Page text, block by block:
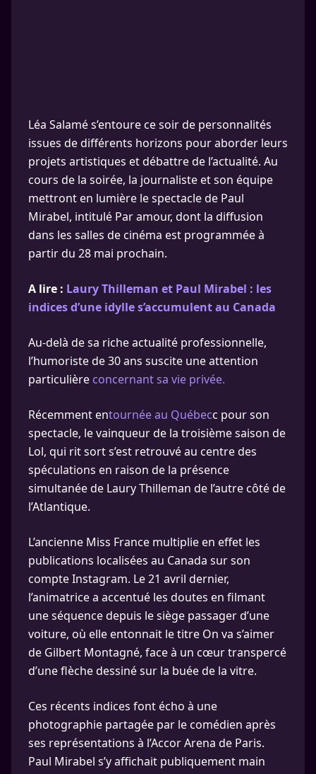
Léa Salamé s’entoure ce soir de personnalités
issues de différents horizons pour aborder leurs
projets artistiques et débattre de l’actualité. Au
cours de la soirée, la journaliste et son équipe
mettront en lumière le spectacle de Paul
Mirabel, intitulé Par amour, dont la diffusion
dans les salles de cinéma est programmée à
partir du 28 mai prochain.
A lire : Laury Thilleman et Paul Mirabel : les
indices d’une idylle s’accumulent au Canada
Au-delà de sa riche actualité professionnelle,
l’humoriste de 30 ans suscite une attention
particulière concernant sa vie privée.
Récemment entournée au Québecc pour son
spectacle, le vainqueur de la troisième saison de
Lol, qui rit sort s’est retrouvé au centre des
spéculations en raison de la présence
simultanée de Laury Thilleman de l’autre côté de
l’Atlantique.
L’ancienne Miss France multiplie en effet les
publications localisées au Canada sur son
compte Instagram. Le 21 avril dernier,
l’animatrice a accentué les doutes en filmant
une séquence depuis le siège passager d’une
voiture, où elle entonnait le titre On va s’aimer
de Gilbert Montagné, face à un cœur transpercé
d’une flèche dessiné sur la buée de la vitre.
Ces récents indices font écho à une
photographie partagée par le comédien après
ses représentations à l’Accor Arena de Paris.
Paul Mirabel s’y affichait publiquement main